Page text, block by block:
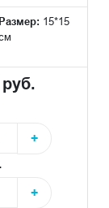
Размер: 15*15
+
+